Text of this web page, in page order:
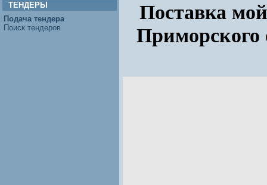
ТЕНДЕРЫ
Подача тендера
Поиск тендеров
Поставка